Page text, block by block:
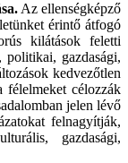
Az ellenségképző
érintő átfogó
kilátások feletti
politikai, gazdasági,
kedvezőtlen
félelmeket célozzák
jelen lévő
felnagyítják,
gazdasági,